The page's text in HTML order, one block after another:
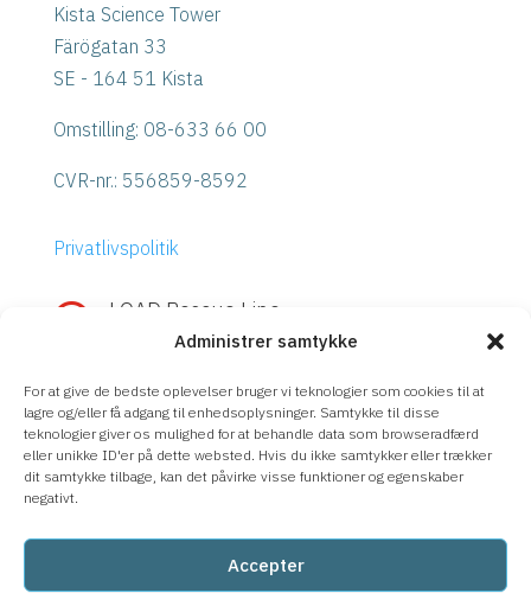
Administrer samtykke
For at give de bedste oplevelser bruger vi teknologier som cookies til at
lagre og/eller få adgang til enhedsoplysninger. Samtykke til disse
teknologier giver os mulighed for at behandle data som browseradfærd
eller unikke ID'er på dette websted. Hvis du ikke samtykker eller trækker
dit samtykke tilbage, kan det påvirke visse funktioner og egenskaber
negativt.
Accepter
Kista Science Tower
Färögatan 33
SE - 164 51 Kista
Omstilling: 08-633 66 00
CVR-nr.: 556859-8592
Privatlivspolitik
 LOAD Rescue Line
Hurtig hjælp med IBM Power eller
Storage?
RingLOAD Rescue Line– direkte kontakt
med vores eksperter, uanset supportaftale.